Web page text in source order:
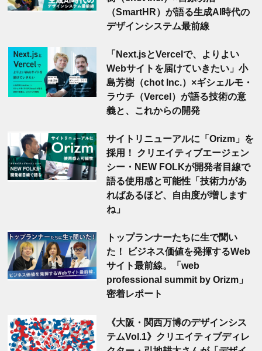
（SmartHR）が語る生成AI時代の
デザインシステム最前線
「Next.jsとVercelで、よりよい
Webサイトを届けていきたい」小
島芳樹（chot Inc.）×ギシェルモ・
ラウチ（Vercel）が語る技術の意
義と、これからの開発
サイトリニューアルに「Orizm」を
採用！ クリエイティブエージェン
シー・NEW FOLKが開発者目線で
語る使用感と可能性「技術力があ
ればあるほど、自由度が増します
ね」
トップランナーたちに生で聞い
た！ ビジネス価値を発揮するWeb
サイト最前線。「web
professional summit by Orizm」
密着レポート
《大阪・関西万博のデザインシス
テムVol.1》クリエイティブディレ